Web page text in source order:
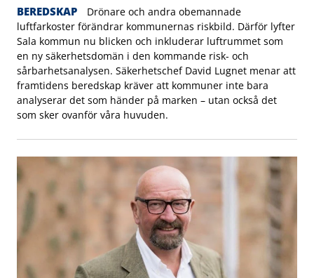
BEREDSKAP
Drönare och andra obemannade
luftfarkoster förändrar kommunernas riskbild. Därför lyfter
Sala kommun nu blicken och inkluderar luftrummet som
en ny säkerhetsdomän i den kommande risk- och
sårbarhetsanalysen. Säkerhetschef David Lugnet menar att
framtidens beredskap kräver att kommuner inte bara
analyserar det som händer på marken – utan också det
som sker ovanför våra huvuden.